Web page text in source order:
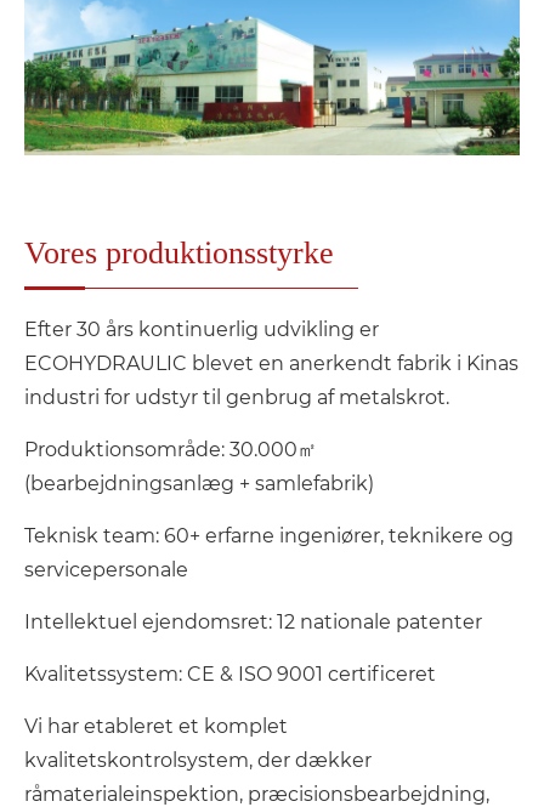
Vores produktionsstyrke
Efter 30 års kontinuerlig udvikling er
ECOHYDRAULIC blevet en anerkendt fabrik i Kinas
industri for udstyr til genbrug af metalskrot.
Produktionsområde: 30.000㎡
(bearbejdningsanlæg + samlefabrik)
Teknisk team: 60+ erfarne ingeniører, teknikere og
servicepersonale
Intellektuel ejendomsret: 12 nationale patenter
Kvalitetssystem: CE & ISO 9001 certificeret
Vi har etableret et komplet
kvalitetskontrolsystem, der dækker
råmaterialeinspektion, præcisionsbearbejdning,